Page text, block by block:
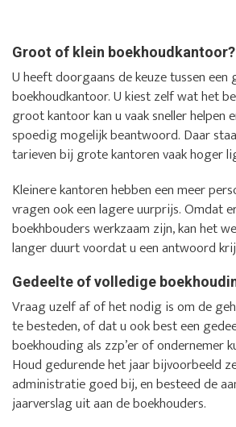
Groot of klein boekhoudkantoor?
U heeft doorgaans de keuze tussen
boekhoudkantoor. U kiest zelf wat het
groot kantoor kan u vaak sneller helpen
spoedig mogelijk beantwoord. Daar
tarieven bij grote kantoren vaak hoger
Kleinere kantoren hebben een meer
vragen ook een lagere uurprijs. Omdat
boekhbouders werkzaam zijn, kan het
langer duurt voordat u een antwoord
Gedeelte of volledige
Vraag uzelf af of het nodig is om de
te besteden, of dat u ook best een
boekhouding als zzp’er of ondernemer
Houd gedurende het jaar bijvoorbeeld
administratie goed bij, en besteed de
jaarverslag uit aan de boekhouders.